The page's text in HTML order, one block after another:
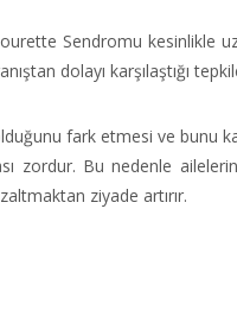
Sendromu kesinlikle
dolayı karşılaştığı
fark etmesi ve bunu
zordur. Bu nedenle
ziyade artırır.